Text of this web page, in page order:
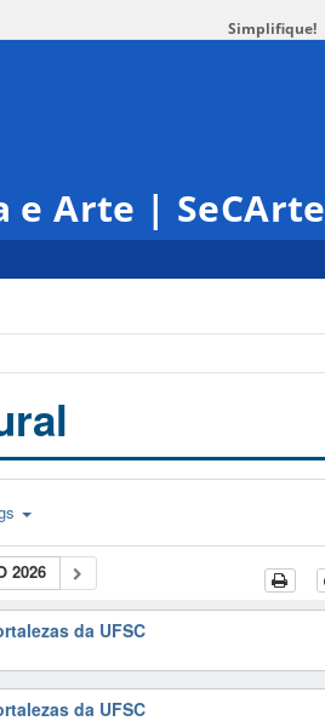
Simplifique!
e Arte | SeCArte
2026
da UFSC
da UFSC